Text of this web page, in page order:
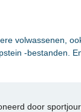
volwassenen,
-bestanden.
door